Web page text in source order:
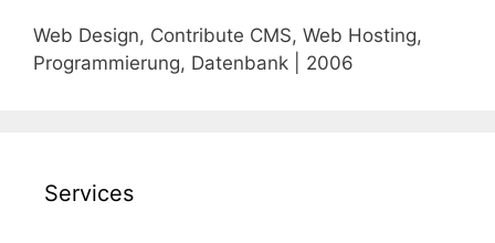
Web Design, Contribute CMS, Web Hosting,
Programmierung, Datenbank | 2006
Services